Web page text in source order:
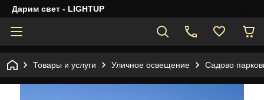
Дарим свет - LIGHTUP
Товары и услуги Уличное освещение Садово